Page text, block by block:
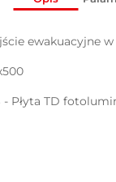
ewakuacyjne
- Płyta TD